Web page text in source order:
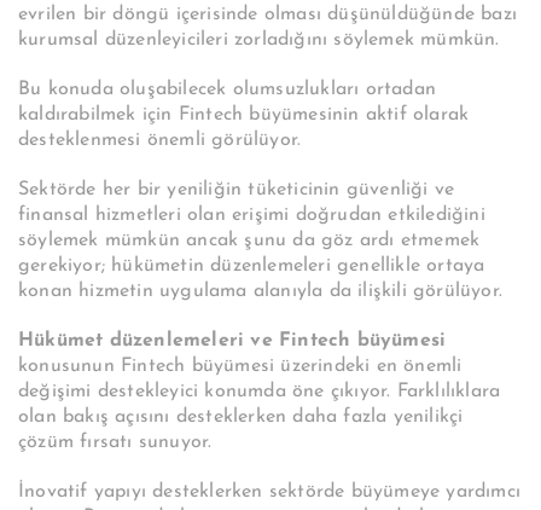
evrilen bir döngü içerisinde olması düşünüldüğünde bazı
kurumsal düzenleyicileri zorladığını söylemek mümkün.
Bu konuda oluşabilecek olumsuzlukları ortadan
kaldırabilmek için Fintech büyümesinin aktif olarak
desteklenmesi önemli görülüyor.
Sektörde her bir yeniliğin tüketicinin güvenliği ve
finansal hizmetleri olan erişimi doğrudan etkilediğini
söylemek mümkün ancak şunu da göz ardı etmemek
gerekiyor; hükümetin düzenlemeleri genellikle ortaya
konan hizmetin uygulama alanıyla da ilişkili görülüyor.
Hükümet düzenlemeleri ve Fintech büyümesi
konusunun Fintech büyümesi üzerindeki en önemli
değişimi destekleyici konumda öne çıkıyor. Farklılıklara
olan bakış açısını desteklerken daha fazla yenilikçi
çözüm fırsatı sunuyor.
İnovatif yapıyı desteklerken sektörde büyümeye yardımcı